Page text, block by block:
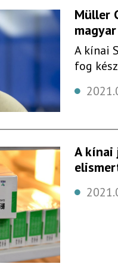
Müller
A kínai
fog
A kínai